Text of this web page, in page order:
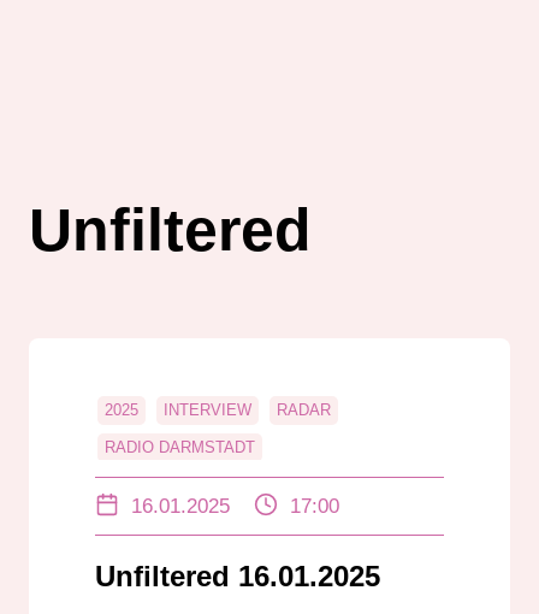
Unfiltered
2025 INTERVIEW RADAR
RADIO DARMSTADT
RASSISMUS
16.01.2025 17:00
Unfiltered 16.01.2025